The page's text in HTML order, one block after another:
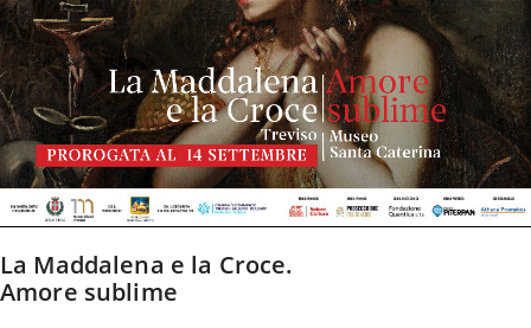
La Maddalena e la Croce.
Amore sublime